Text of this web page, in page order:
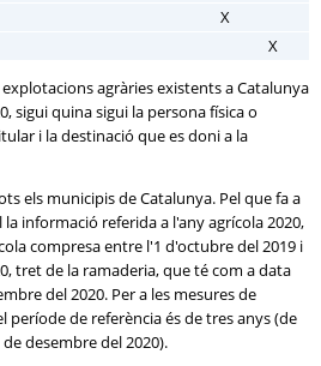
X
X
agràries existents a Catalunya
sigui quina sigui la persona física o
i la destinació que es doni a la
els municipis de Catalunya. Pel que fa a
informació referida a l'any agrícola 2020,
compresa entre l'1 d'octubre del 2019 i
tret de la ramaderia, que té com a data
del 2020. Per a les mesures de
de referència és de tres anys (de
desembre del 2020).